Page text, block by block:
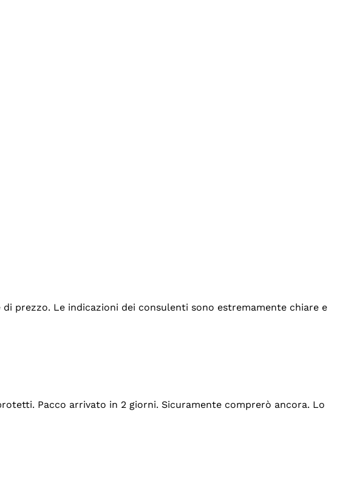
prezzo. Le indicazioni dei consulenti sono estremamente chiare e
Pacco arrivato in 2 giorni. Sicuramente comprerò ancora. Lo